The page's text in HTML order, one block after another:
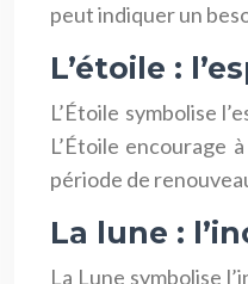
peut indiquer un
L’étoile :
L’Étoile symbolise
L’Étoile encourage
période de
La lune :
La Lune symbolise